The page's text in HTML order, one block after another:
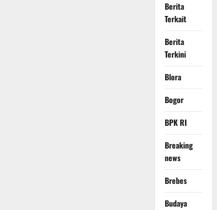
Berita
Terkait
Berita
Terkini
Blora
Bogor
BPK RI
Breaking
news
Brebes
Budaya